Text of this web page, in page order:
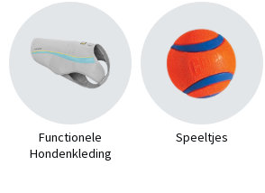
Functionele
Hondenkleding
Speeltjes